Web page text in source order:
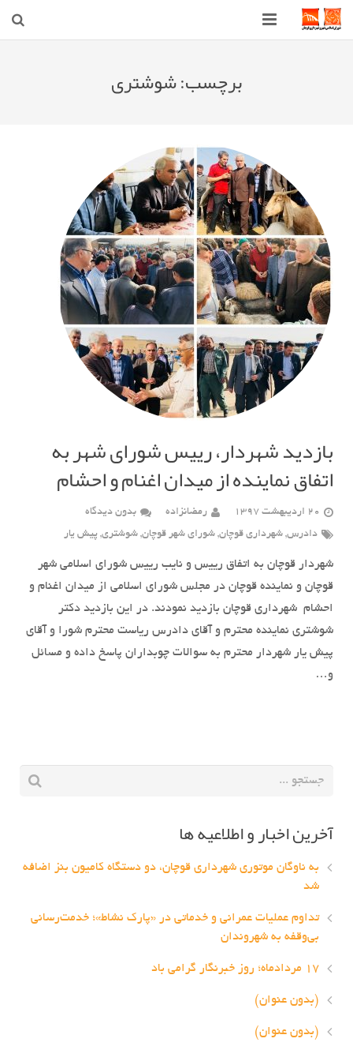
ارتباط با ما
برچسب:شوشتری
بازدید شهردار، رییس شورای شهر به
اتفاق نماینده از میدان اغنام و احشام
20 اردیبهشت 1397 رمضانزاده
بدون دیدگاه
دادرس, شهرداری قوچان, شورای شهر قوچان, شوشتری, پیش یار
شهردار قوچان به اتفاق رییس و نایب رییس شورای اسلامی شهر
قوچان و نماینده قوچان در مجلس شورای اسلامی از میدان اغنام و
احشام شهرداری قوچان بازدید نمودند. در این بازدید دکتر
شوشتری نماینده محترم و آقای دادرس ریاست محترم شورا و آقای
پیش یار شهردار محترم به سوالات چوبداران پاسخ داده و مسائل
و…
آخرین اخبار و اطلاعیه ها
به ناوگان موتوری شهرداری قوچان، دو دستگاه کامیون بنز اضافه
شد
تداوم عملیات عمرانی و خدماتی در «پارک نشاط»؛ خدمت‌رسانی
بی‌وقفه به شهروندان
۱۷ مردادماه؛ روز خبرنگار گرامی باد
(بدون عنوان)
(بدون عنوان)